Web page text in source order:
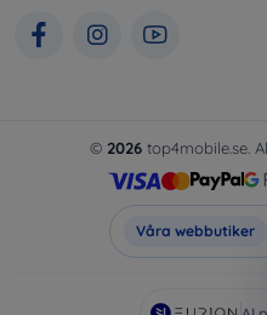
© 2026 top4mobile.se.
Våra webbutiker